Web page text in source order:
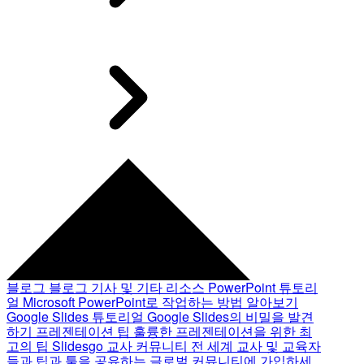
블로그 블로그 기사 및 기타 리소스 PowerPoint 튜토리
얼 Microsoft PowerPoint로 작업하는 방법 알아보기
Google Slides 튜토리얼 Google Slides의 비밀을 발견
하기 프레젠테이션 팁 훌륭한 프레젠테이션을 위한 최
고의 팁 Slidesgo 교사 커뮤니티 전 세계 교사 및 교육자